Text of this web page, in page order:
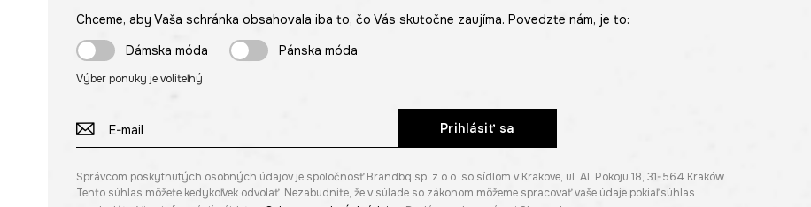
Chceme, aby Vaša schránka obsahovala iba to, čo Vás skutočne zaujíma. Povedzte nám, je to:
Dámska móda
Pánska móda
Výber ponuky je voliteľný
Prihlásiť sa
Správcom poskytnutých osobných údajov je spoločnosť Brandbq sp. z o.o. so sídlom v Krakove, ul. Al. Pokoju 18, 31-564 Kraków.
Tento súhlas môžete kedykoľvek odvolať. Nezabudnite, že v súlade so zákonom môžeme spracovať vaše údaje pokiaľ súhlas